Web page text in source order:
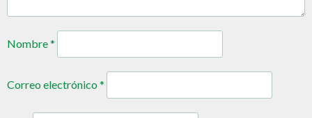
Nombre*
Correo electrónico*